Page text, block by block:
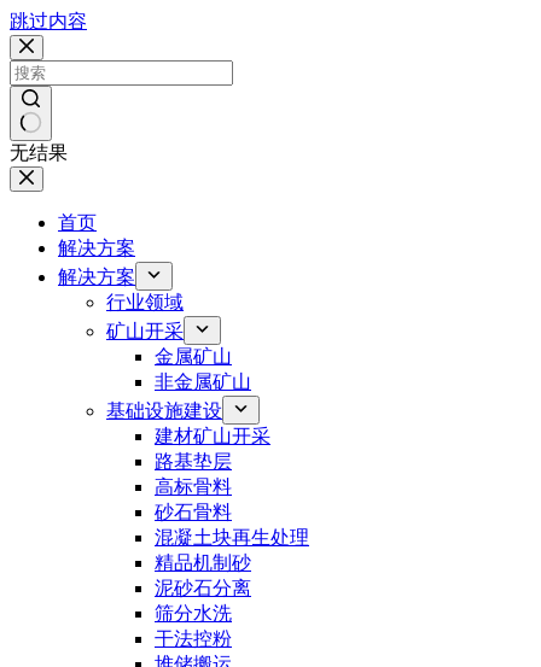
跳过内容
无结果
首页
解决方案
解决方案
行业领域
矿山开采
金属矿山
非金属矿山
基础设施建设
建材矿山开采
路基垫层
高标骨料
砂石骨料
混凝土块再生处理
精品机制砂
泥砂石分离
筛分水洗
干法控粉